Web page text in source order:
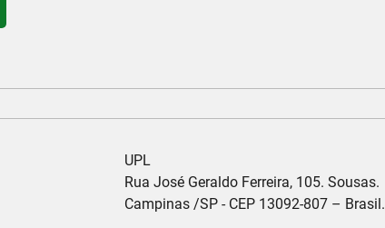
UPL
Rua José Geraldo Ferreira, 105. Sousas.
Campinas /SP - CEP 13092-807 – Brasil.